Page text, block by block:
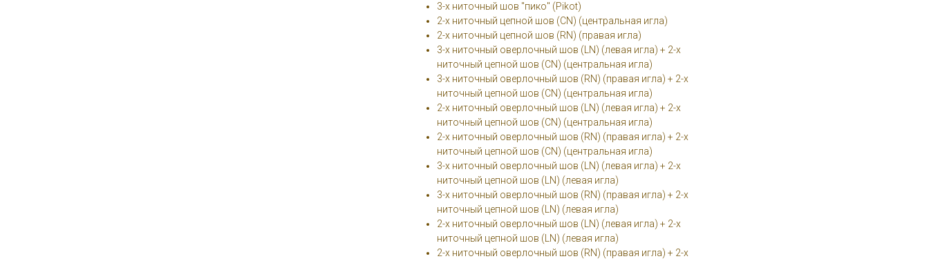
3-х ниточный шов "пико" (Pikot)
2-х ниточный цепной шов (СN) (центральная игла)
2-х ниточный цепной шов (RN) (правая игла)
3-х ниточный оверлочный шов (LN) (левая игла) + 2-х
ниточный цепной шов (СN) (центральная игла)
3-х ниточный оверлочный шов (RN) (правая игла) + 2-х
ниточный цепной шов (СN) (центральная игла)
2-х ниточный оверлочный шов (LN) (левая игла) + 2-х
ниточный цепной шов (СN) (центральная игла)
2-х ниточный оверлочный шов (RN) (правая игла) + 2-х
ниточный цепной шов (СN) (центральная игла)
3-х ниточный оверлочный шов (LN) (левая игла) + 2-х
ниточный цепной шов (LN) (левая игла)
3-х ниточный оверлочный шов (RN) (правая игла) + 2-х
ниточный цепной шов (LN) (левая игла)
2-х ниточный оверлочный шов (LN) (левая игла) + 2-х
ниточный цепной шов (LN) (левая игла)
2-х ниточный оверлочный шов (RN) (правая игла) + 2-х